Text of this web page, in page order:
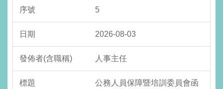
5
2026-08-03
人事主任
公務人員保障暨培訓委員會函